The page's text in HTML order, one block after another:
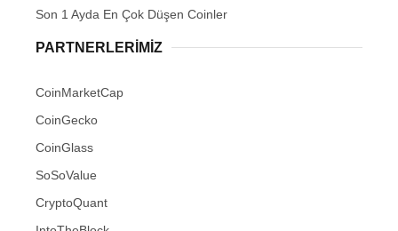
Son 1 Ayda En Çok Düşen Coinler
PARTNERLERIMIZ
CoinMarketCap
CoinGecko
CoinGlass
SoSoValue
CryptoQuant